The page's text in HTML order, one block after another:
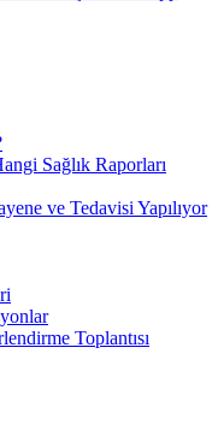
Sağlık Raporları
ve Tedavisi Yapılıyor
Toplantısı